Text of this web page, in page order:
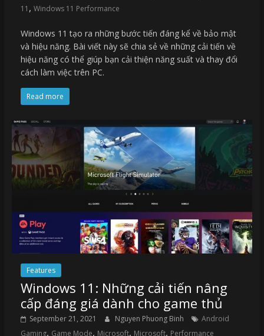
11 , Windows 11 Performance
Windows 11 tạo ra những bước tiến đáng kể về bảo mật
và hiệu năng. Bài viết này sẽ chia sẻ về những cải tiến về
hiệu năng có thể giúp bạn cải thiện năng suất và thay đổi
cách làm việc trên PC.
Read more
Features
Windows 11: Những cải tiến nâng
cấp đáng giá dành cho game thủ
September 21, 2021 Nguyen Phuong Binh
Android
Gaming, Game Mode, Microsoft, Microsoft, Performance